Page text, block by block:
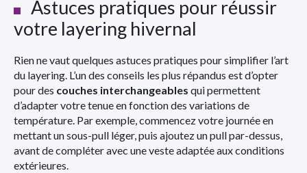
Astuces pratiques pour réussir
votre layering hivernal
Rien ne vaut quelques astuces pratiques pour simplifier l’art
du layering. L’un des conseils les plus répandus est d’opter
pour des couches interchangeables qui permettent
d’adapter votre tenue en fonction des variations de
température. Par exemple, commencez votre journée en
mettant un sous-pull léger, puis ajoutez un pull par-dessus,
avant de compléter avec une veste adaptée aux conditions
extérieures.